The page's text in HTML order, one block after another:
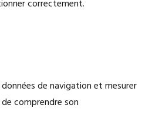
correctement.
de navigation et mesurer
comprendre son